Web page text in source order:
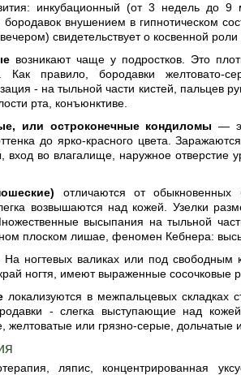
инкубационный (от 3 недель до 9
внушением в гипнотическом
свидетельствует о косвенной
возникают чаще у подростков. Это
Как правило, бородавки желтовато-
- на тыльной части кистей, пальцев
рта, конъюнктиве.
или остроконечные кондиломы —
до ярко-красного цвета.
вход во влагалище, наружное отверстие
отличаются от обыкновенных
возвышаются над кожей. Узелки
высыпания на тыльной
плоском лишае, феномен Кебнера:
. На ногтевых валиках или под свободным
ногтя, имеют выраженные сосочковые
локализуются в межпальцевых складках
- слегка выступающие над
желтоватые или грязно-серые, дольчатые
ляпис, концентрированная